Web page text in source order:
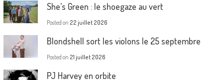
She’s Green : le shoegaze au vert
Posted on 22 juillet 2026
Blondshell sort les violons le 25 septembre
Posted on 21 juillet 2026
PJ Harvey en orbite